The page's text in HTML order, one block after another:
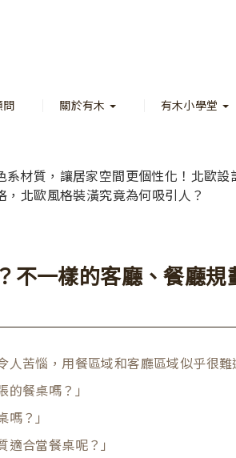
關於有木 有木小學堂
不一樣的客廳、餐廳
人苦惱，用餐區域和客廳區域似乎很
的餐桌嗎？」
？」
適合當餐桌呢？」